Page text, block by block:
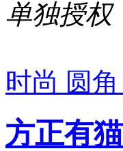
单独授权
时尚 圆角
方正有